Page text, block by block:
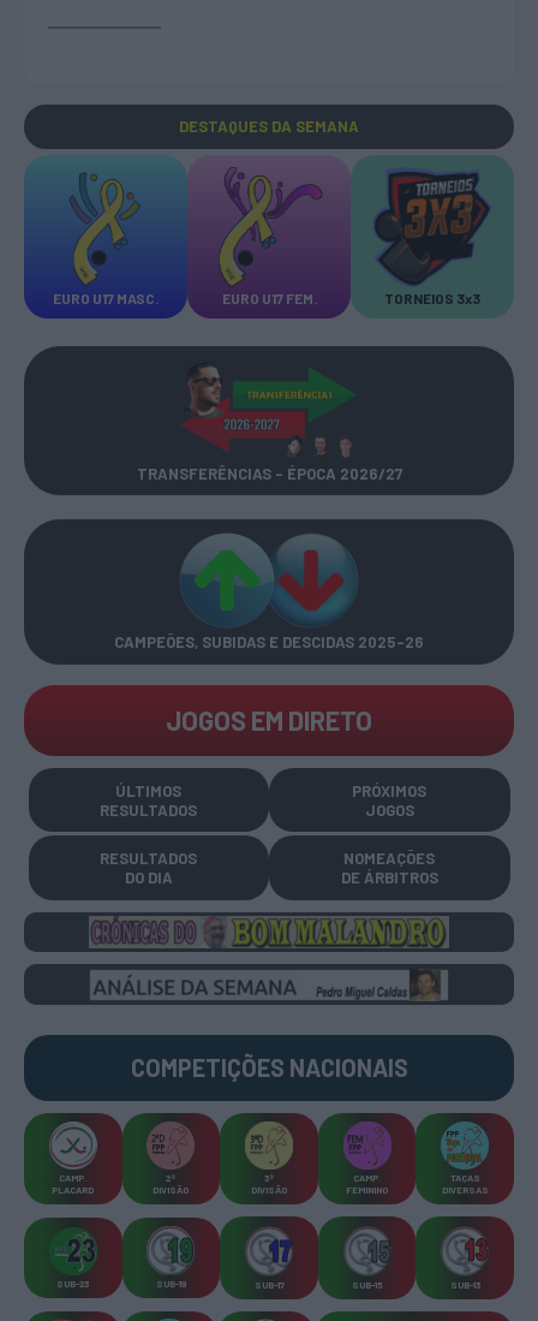
DESTAQUES DA SEMANA
EURO U17 MASC. EURO U17 FEM. TORNEIOS 3x3
TRANSFERÊNCIAS - ÉPOCA 2026/27
CAMPEÕES, SUBIDAS E DESCIDAS 2025-26
JOGOS EM DIRETO
ÚLTIMOS
RESULTADOS
PRÓXIMOS
JOGOS
RESULTADOS
DO DIA
NOMEAÇÕES
DE ÁRBITROS
COMPETIÇÕES NACIONAIS
CAMP
PLACARD
2ª
DIVISÃO
3ª
DIVISÃO
CAMP
FEMININO
TAÇAS
DIVERSAS
SUB-23 SUB-19 SUB-17 SUB-15 SUB-13